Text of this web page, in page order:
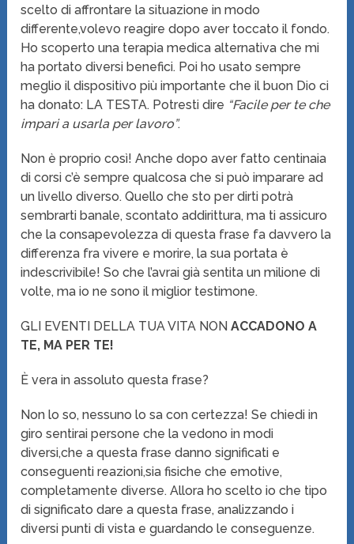
scelto di affrontare la situazione in modo
differente,volevo reagire dopo aver toccato il fondo.
Ho scoperto una terapia medica alternativa che mi
ha portato diversi benefici. Poi ho usato sempre
meglio il dispositivo più importante che il buon Dio ci
ha donato: LA TESTA. Potresti dire “Facile per te che
impari a usarla per lavoro”.
Non è proprio così! Anche dopo aver fatto centinaia
di corsi c’è sempre qualcosa che si può imparare ad
un livello diverso. Quello che sto per dirti potrà
sembrarti banale, scontato addirittura, ma ti assicuro
che la consapevolezza di questa frase fa davvero la
differenza fra vivere e morire, la sua portata è
indescrivibile! So che l’avrai già sentita un milione di
volte, ma io ne sono il miglior testimone.
GLI EVENTI DELLA TUA VITA NONACCADONO A
TE, MA PER TE!
È vera in assoluto questa frase?
Non lo so, nessuno lo sa con certezza! Se chiedi in
giro sentirai persone che la vedono in modi
diversi,che a questa frase danno significati e
conseguenti reazioni,sia fisiche che emotive,
completamente diverse. Allora ho scelto io che tipo
di significato dare a questa frase, analizzando i
diversi punti di vista e guardando le conseguenze.